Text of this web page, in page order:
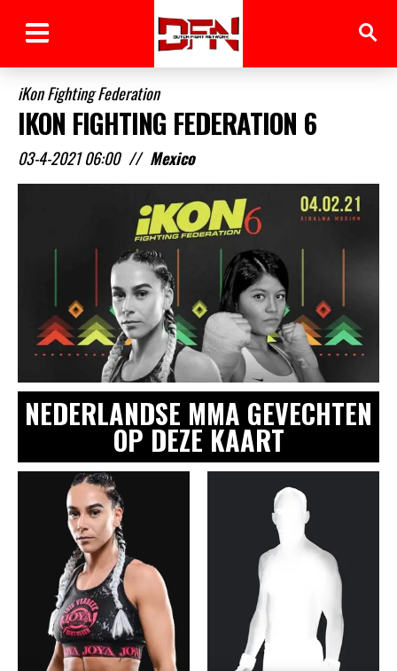
iKon Fighting Federation
IKON FIGHTING FEDERATION 6
03-4-2021 06:00 // Mexico
NEDERLANDSE MMA GEVECHTEN
OP DEZE KAART